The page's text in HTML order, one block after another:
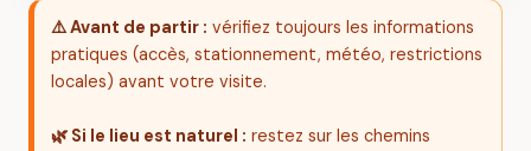
⚠️ Avant de partir : vérifiez toujours les informations
pratiques (accès, stationnement, météo, restrictions
locales) avant votre visite.
🌿 Si le lieu est naturel : restez sur les chemins